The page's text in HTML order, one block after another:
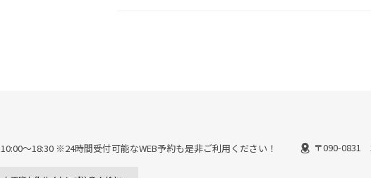
10:00～18:30 ※24時間受付可能なWEB予約も是非ご利用ください！ 〒090-0831